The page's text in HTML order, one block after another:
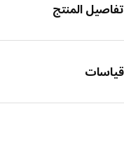
المنتج